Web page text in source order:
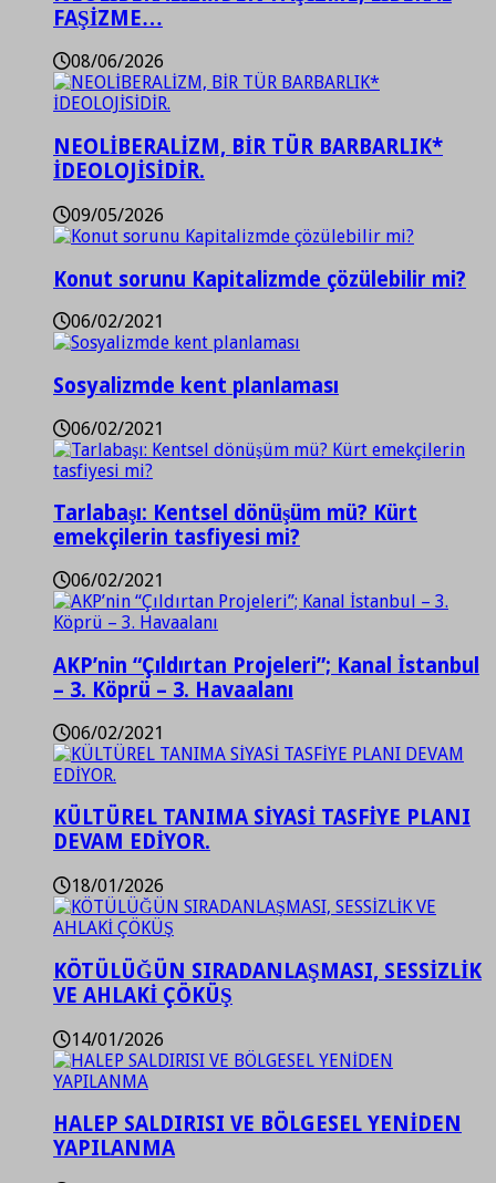
FAŞİZME…
08/06/2026
NEOLİBERALİZM, BİR TÜR BARBARLIK*
İDEOLOJİSİDİR.
09/05/2026
Konut sorunu Kapitalizmde çözülebilir mi?
06/02/2021
Sosyalizmde kent planlaması
06/02/2021
Tarlabaşı: Kentsel dönüşüm mü? Kürt
emekçilerin tasfiyesi mi?
06/02/2021
AKP’nin “Çıldırtan Projeleri”; Kanal İstanbul
– 3. Köprü – 3. Havaalanı
06/02/2021
KÜLTÜREL TANIMA SİYASİ TASFİYE PLANI
DEVAM EDİYOR.
18/01/2026
KÖTÜLÜĞÜN SIRADANLAŞMASI, SESSİZLİK
VE AHLAKİ ÇÖKÜŞ
14/01/2026
HALEP SALDIRISI VE BÖLGESEL YENİDEN
YAPILANMA